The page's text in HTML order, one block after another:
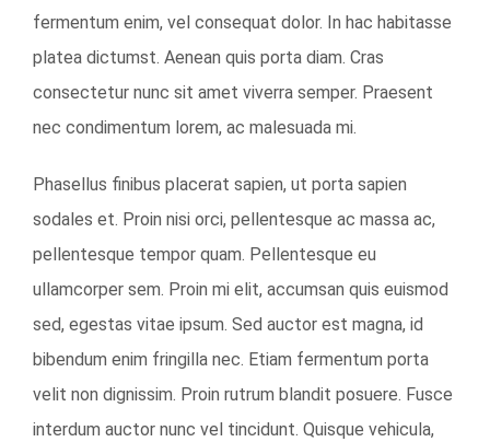
fermentum enim, vel consequat dolor. In hac habitasse
platea dictumst. Aenean quis porta diam. Cras
consectetur nunc sit amet viverra semper. Praesent
nec condimentum lorem, ac malesuada mi.
Phasellus finibus placerat sapien, ut porta sapien
sodales et. Proin nisi orci, pellentesque ac massa ac,
pellentesque tempor quam. Pellentesque eu
ullamcorper sem. Proin mi elit, accumsan quis euismod
sed, egestas vitae ipsum. Sed auctor est magna, id
bibendum enim fringilla nec. Etiam fermentum porta
velit non dignissim. Proin rutrum blandit posuere. Fusce
interdum auctor nunc vel tincidunt. Quisque vehicula,